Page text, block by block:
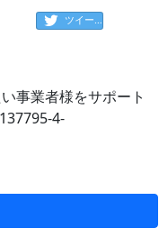
ツイート
事業者様をサポート
4-